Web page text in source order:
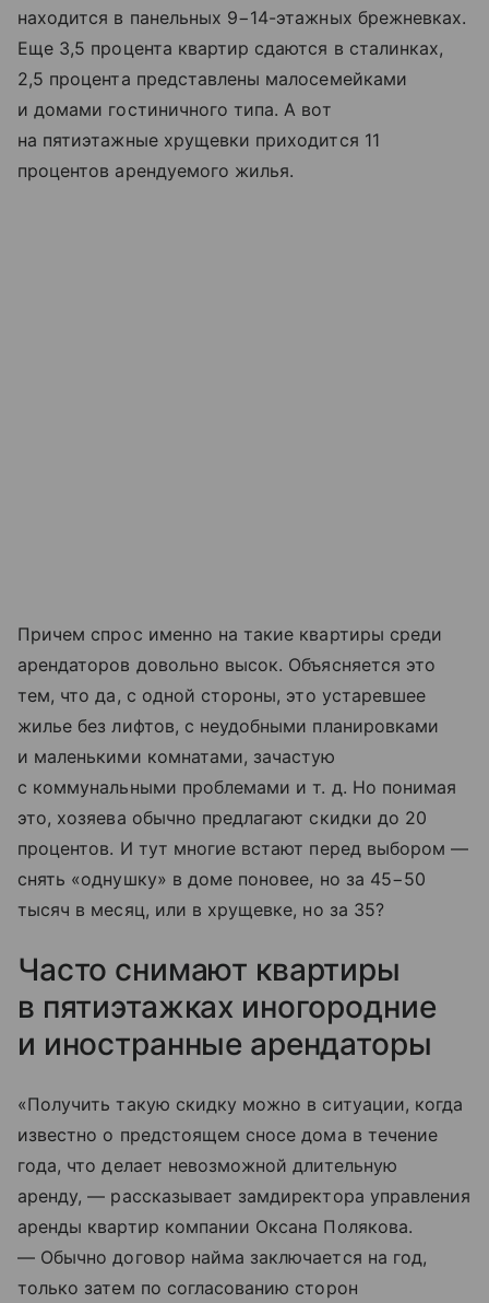
находится в панельных 9−14-этажных брежневках.
Еще 3,5 процента квартир сдаются в сталинках,
2,5 процента представлены малосемейками
и домами гостиничного типа. А вот
на пятиэтажные хрущевки приходится 11
процентов арендуемого жилья.
Причем спрос именно на такие квартиры среди
арендаторов довольно высок. Объясняется это
тем, что да, с одной стороны, это устаревшее
жилье без лифтов, с неудобными планировками
и маленькими комнатами, зачастую
с коммунальными проблемами и т. д. Но понимая
это, хозяева обычно предлагают скидки до 20
процентов. И тут многие встают перед выбором —
снять «однушку» в доме поновее, но за 45−50
тысяч в месяц, или в хрущевке, но за 35?
Часто снимают квартиры
в пятиэтажках иногородние
и иностранные арендаторы
«Получить такую скидку можно в ситуации, когда
известно о предстоящем сносе дома в течение
года, что делает невозможной длительную
аренду, — рассказывает замдиректора управления
аренды квартир компании Оксана Полякова.
— Обычно договор найма заключается на год,
только затем по согласованию сторон